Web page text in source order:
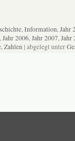
,Information,Jahr
,Jahr 2006,Jahr 2007,Jahr
,Zahlen| abgelegt unter